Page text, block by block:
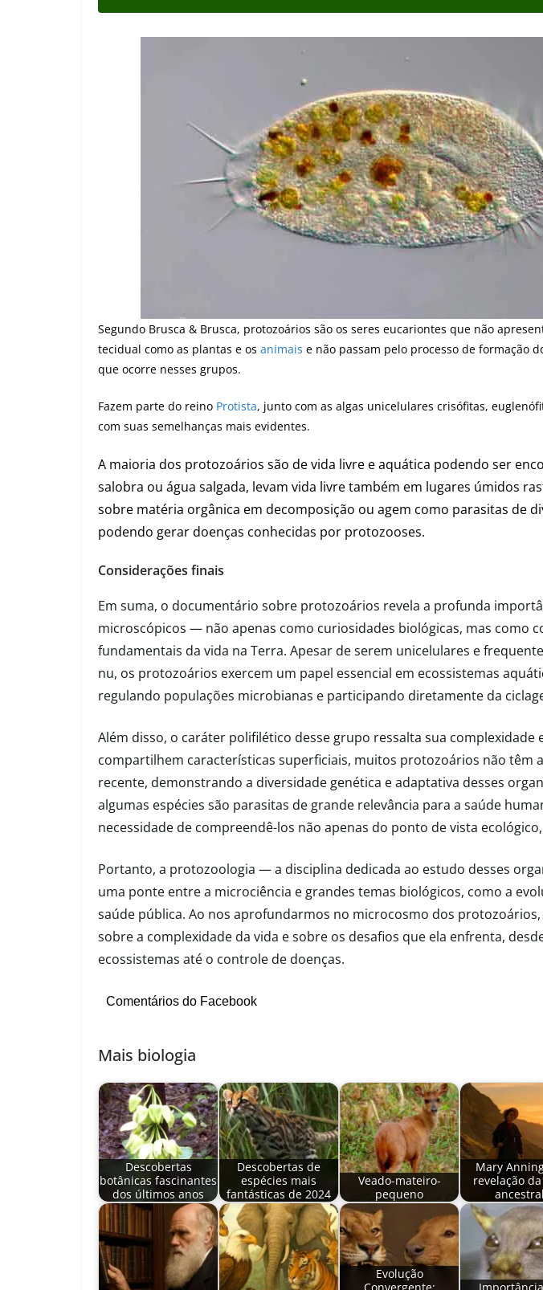
Segundo Brusca & Brusca, protozoários são os seres eucariontes que não
tecidual como as plantas e os animais e não passam pelo processo de formação
que ocorre nesses grupos.
Fazem parte do reino Protista, junto com as algas unicelulares crisófitas,
com suas semelhanças mais evidentes.
A maioria dos protozoários são de vida livre e aquática podendo ser
salobra ou água salgada, levam vida livre também em lugares úmidos
sobre matéria orgânica em decomposição ou agem como parasitas de
podendo gerar doenças conhecidas por protozooses.
Considerações finais
Em suma, o documentário sobre protozoários revela a profunda
microscópicos — não apenas como curiosidades biológicas, mas como
fundamentais da vida na Terra. Apesar de serem unicelulares e
nu, os protozoários exercem um papel essencial em ecossistemas
regulando populações microbianas e participando diretamente da
Além disso, o caráter polifilético desse grupo ressalta sua complexidade
compartilhem características superficiais, muitos protozoários não têm
recente, demonstrando a diversidade genética e adaptativa desses
algumas espécies são parasitas de grande relevância para a saúde
necessidade de compreendê-los não apenas do ponto de vista
Portanto, a protozoologia — a disciplina dedicada ao estudo desses
uma ponte entre a microciência e grandes temas biológicos, como a
saúde pública. Ao nos aprofundarmos no microcosmo dos
sobre a complexidade da vida e sobre os desafios que ela enfrenta,
ecossistemas até o controle de doenças.
Comentários do Facebook
Mais biologia
Descobertas
botânicas fascinantes
dos últimos anos
Descobertas de
espécies mais
fantásticas de 2024
Veado-mateiro-
pequeno
Mary
revelação
ancestral
Evolução